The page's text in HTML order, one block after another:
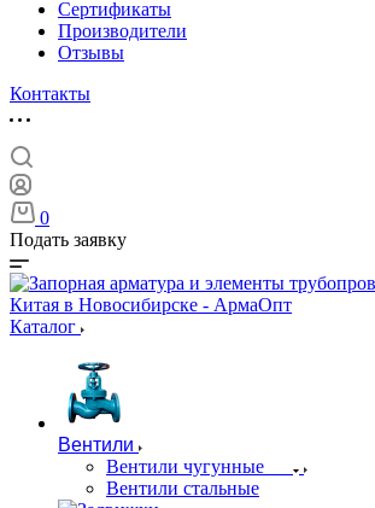
Сертификаты
Производители
Отзывы
Контакты
0
Подать заявку
Каталог
Вентили
Вентили чугунные
Вентили стальные